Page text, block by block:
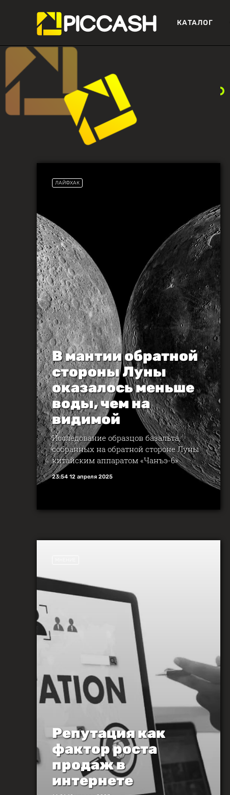
КАТАЛОГ
ЛАЙФХАК
В мантии обратной
стороны Луны
оказалось меньше
воды, чем на
видимой
Исследование образцов базальта,
собранных на обратной стороне Луны
китайским аппаратом «Чанъэ-6»
23:54 12 апреля 2025
Репутация как
фактор роста
продаж в
интернете